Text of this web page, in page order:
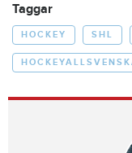
Taggar
HOCKEY SHL